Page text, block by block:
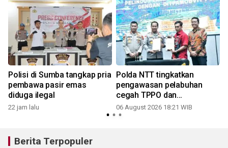
Polisi di Sumba tangkap pria
pembawa pasir emas
diduga ilegal
22 jam lalu
Polda NTT tingkatkan
pengawasan pelabuhan
cegah TPPO dan
penyelundupan
06 August 2026 18:21 WIB
Berita Terpopuler